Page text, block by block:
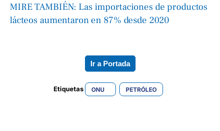
MIRE TAMBIÉN: Las importaciones de productos
lácteos aumentaron en 87% desde 2020
Ir a Portada
Etiquetas ONU PETRÓLEO